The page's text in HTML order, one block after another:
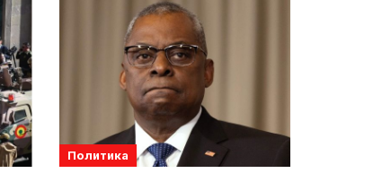
Политика